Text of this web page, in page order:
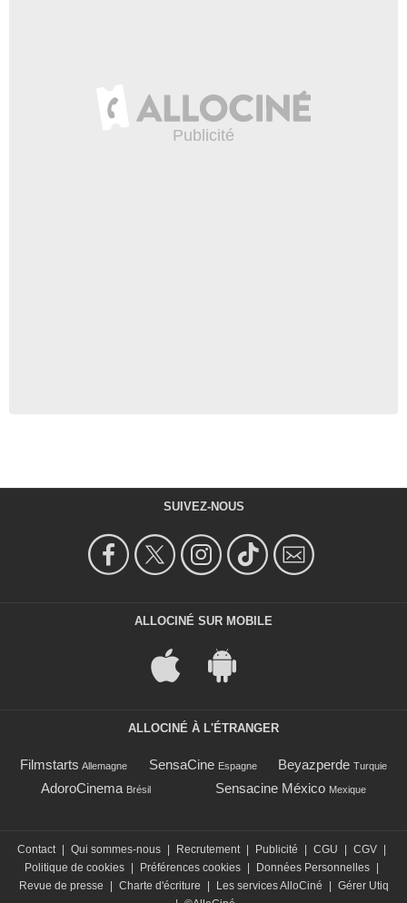
SUIVEZ-NOUS
ALLOCINÉ SUR MOBILE
ALLOCINÉ À L'ÉTRANGER
Filmstarts Allemagne SensaCine Espagne Beyazperde Turquie
AdoroCinema Brésil Sensacine México Mexique
Contact | Qui sommes-nous | Recrutement | Publicité | CGU | CGV |
Politique de cookies | Préférences cookies | Données Personnelles |
Revue de presse
| Charte d'écriture | Les services AlloCiné | Gérer Utiq